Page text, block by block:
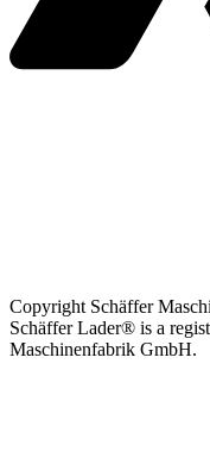
Copyright Schäffer
Schäffer Lader® is a
Maschinenfabrik GmbH.